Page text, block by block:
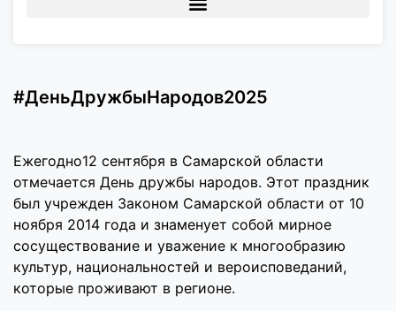
#ДеньДружбыНародов2025
Ежегодно12 сентября в Самарской области
отмечается День дружбы народов. Этот праздник
был учрежден Законом Самарской области от 10
ноября 2014 года и знаменует собой мирное
сосуществование и уважение к многообразию
культур, национальностей и вероисповеданий,
которые проживают в регионе.